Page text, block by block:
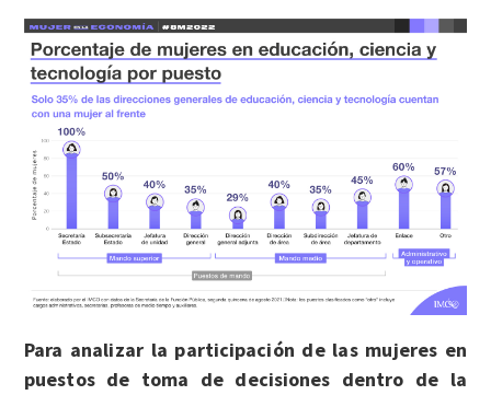
Para analizar la participación de las mujeres en
puestos de toma de decisiones dentro de la